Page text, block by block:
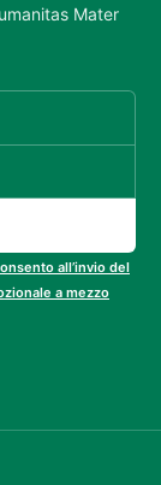
Mater
all’invio del
a mezzo